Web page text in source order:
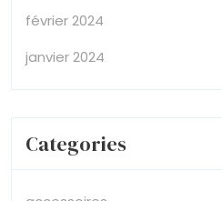
février 2024
janvier 2024
Categories